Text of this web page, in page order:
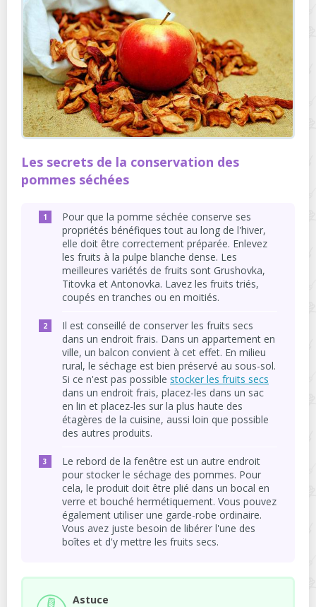
Les secrets de la conservation des
pommes séchées
Pour que la pomme séchée conserve ses
propriétés bénéfiques tout au long de l'hiver,
elle doit être correctement préparée. Enlevez
les fruits à la pulpe blanche dense. Les
meilleures variétés de fruits sont Grushovka,
Titovka et Antonovka. Lavez les fruits triés,
coupés en tranches ou en moitiés.
Il est conseillé de conserver les fruits secs
dans un endroit frais. Dans un appartement en
ville, un balcon convient à cet effet. En milieu
rural, le séchage est bien préservé au sous-sol.
Si ce n'est pas possible stocker les fruits secs
dans un endroit frais, placez-les dans un sac
en lin et placez-les sur la plus haute des
étagères de la cuisine, aussi loin que possible
des autres produits.
Le rebord de la fenêtre est un autre endroit
pour stocker le séchage des pommes. Pour
cela, le produit doit être plié dans un bocal en
verre et bouché hermétiquement. Vous pouvez
également utiliser une garde-robe ordinaire.
Vous avez juste besoin de libérer l'une des
boîtes et d'y mettre les fruits secs.
Astuce